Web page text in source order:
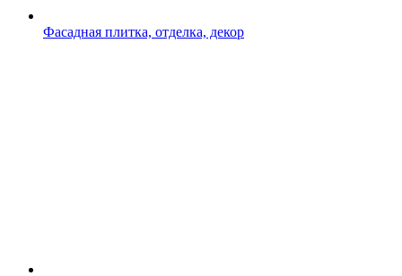
Фасадная плитка, отделка, декор